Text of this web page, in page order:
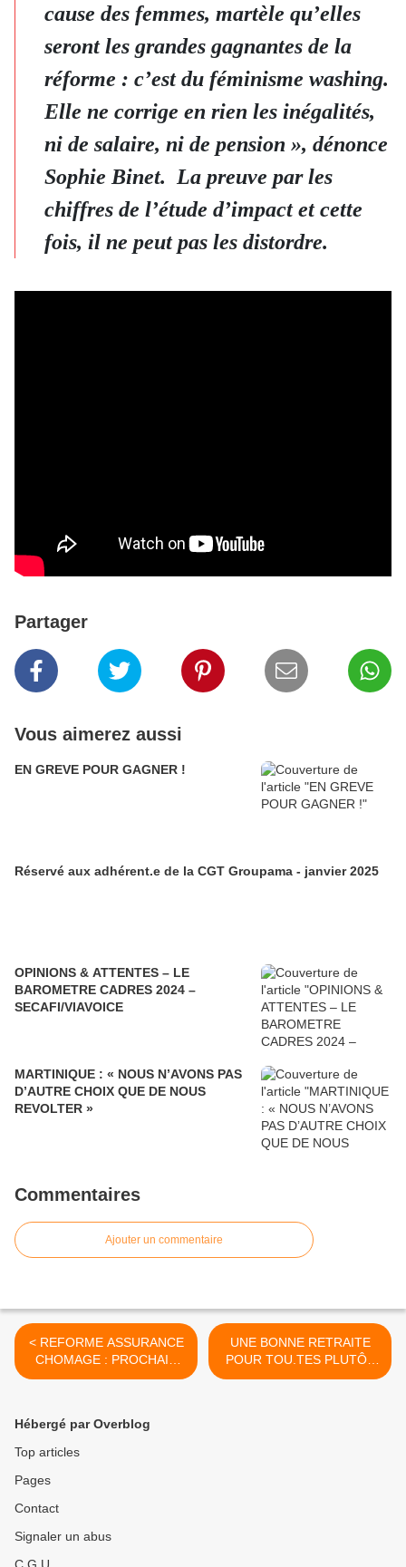
cause des femmes, martèle qu’elles
seront les grandes gagnantes de la
réforme : c’est du féminisme washing.
Elle ne corrige en rien les inégalités,
ni de salaire, ni de pension », dénonce
Sophie Binet. La preuve par les
chiffres de l’étude d’impact et cette
fois, il ne peut pas les distordre.
Partager
Vous aimerez aussi
EN GREVE POUR GAGNER !
Réservé aux adhérent.e de la CGT Groupama - janvier 2025
OPINIONS & ATTENTES – LE
BAROMETRE CADRES 2024 –
SECAFI/VIAVOICE
MARTINIQUE : « NOUS N’AVONS PAS
D’AUTRE CHOIX QUE DE NOUS
REVOLTER »
Commentaires
Ajouter un commentaire
< REFORME ASSURANCE
CHOMAGE : PROCHAIN
TOUR DE VIS LE 1er
UNE BONNE RETRAITE
POUR TOU.TES PLUTÔT
QU'UNE RENTE POUR LE
Hébergé par Overblog
Top articles
Pages
Contact
Signaler un abus